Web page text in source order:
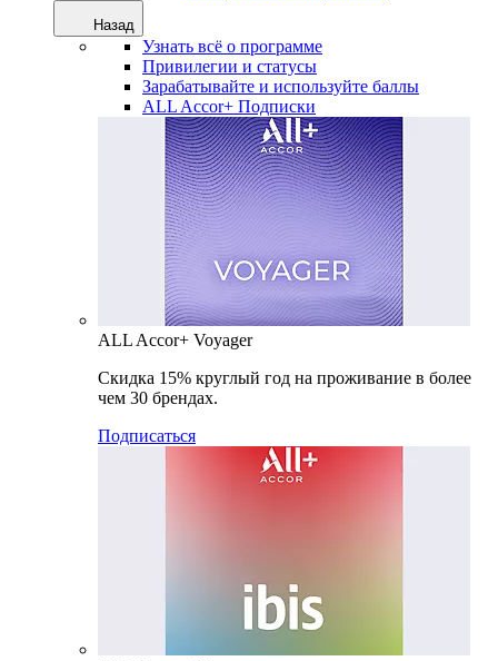
Назад
Узнать всё о программе
Привилегии и статусы
Зарабатывайте и используйте баллы
ALL Accor+ Подписки
ALL Accor+ Voyager
Скидка 15% круглый год на проживание в более
чем 30 брендах.
Подписаться